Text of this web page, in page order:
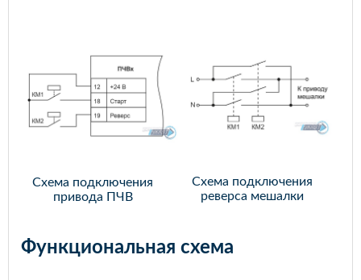
Схема подключения
привода ПЧВ
Схема подключения
реверса мешалки
Функциональная схема